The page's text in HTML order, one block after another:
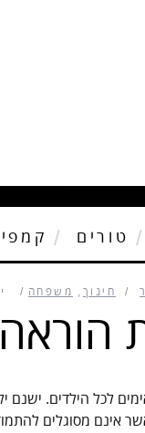
טורים
חינוך , משפחה
לכל הילדים. ישנם
אינם מסוגלים